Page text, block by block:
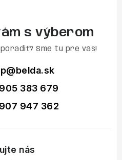
s výberom
Sme tu pre vás!
@belda.sk
383 679
947 362